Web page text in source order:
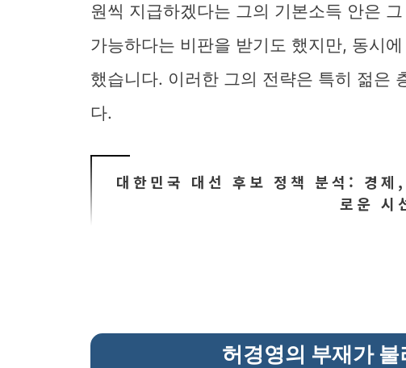
원씩 지급하겠다는 그의 기본소득 안은
가능하다는 비판을 받기도 했지만, 동시
했습니다. 이러한 그의 전략은 특히 젊은
다.
대한민국 대선 후보 정책 분석: 경
로운 시
허경영의 부재가